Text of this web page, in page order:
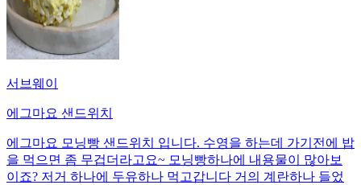
서브웨이
에그마요 샌드위치
에그마요 모닝빵 샌드위치 입니다. 수영을 하는데 가기전에 밥
을 먹으면 좀 무겁더라고요~ 모닝빵하나에 내용물이 많아보
이죠? 저거 하나에 두유하나 먹고갑니다 거의 계란하나 들었